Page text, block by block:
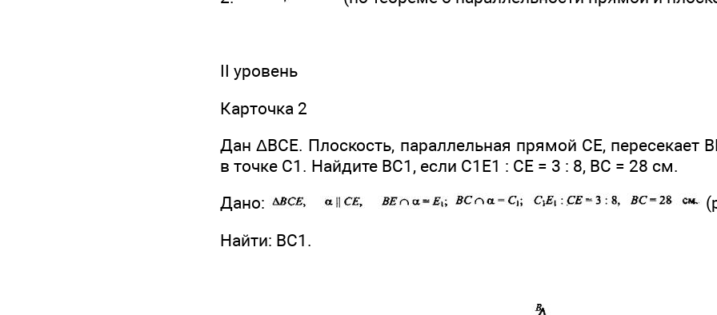
II уровень
Карточка 2
Дан ΔВСЕ. Плоскость, параллельная прямой СЕ, пересекает
в точке С1. Найдите ВС1, если С1Е1 : СЕ = 3 : 8, ВС = 28 см.
Дано:
Найти: ВС1.